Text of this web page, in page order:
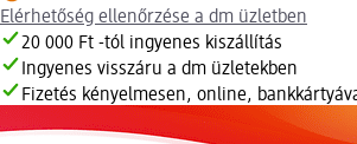
Elérhetőség ellenőrzése a dm üzletben
20 000 Ft -tól ingyenes kiszállítás
Ingyenes visszáru a dm üzletekben
Fizetés kényelmesen, online,